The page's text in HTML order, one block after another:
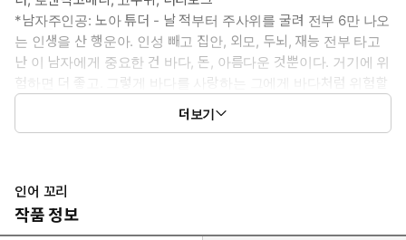
*남자주인공: 노아 튜더 - 날 적부터 주사위를 굴려 전부 6만 나오
는 인생을 산 행운아. 인성 빼고 집안, 외모, 두뇌, 재능 전부 타고
난 이 남자에게 중요한 건 바다, 돈, 아름다운 것뿐이다. 거기에 위
험하면 더 좋고. 그렇게 바다를 사랑하는 그에게 바다처럼 위험할
정도로 예쁘고, 비싸고, 신비로운 여자가 나타나 휘둘린다. 순둥
이에 맹한 줄만 알았던 여자는 까면 깔수록 그를 환장하게 만든다.
*여자주인공: 코델리어 마르그리트 - 날 적부터 박복한 팔자. 먼 조
상인 인어의 모계 혈통으로부터 불행과 신비로운 아름다움을 물려
받았다. 어머니가 돌아가신 후 천박한 아버지와 친척들로부터 구박
더보기
인어 꼬리
작품 정보